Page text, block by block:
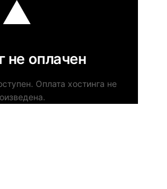
не оплачен
Оплата хостинга не